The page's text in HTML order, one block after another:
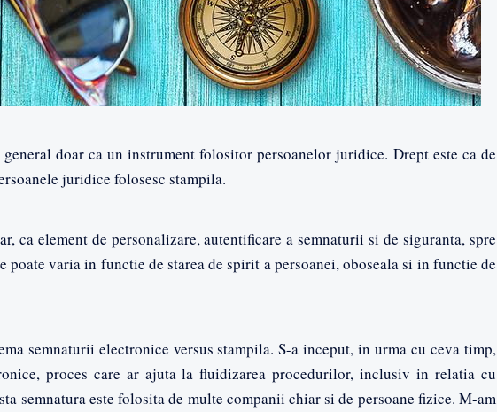
doar ca un instrument folositor persoanelor juridice. Drept este ca de
juridice folosesc stampila.
ca element de personalizare, autentificare a semnaturii si de siguranta, spre
poate varia in functie de starea de spirit a persoanei, oboseala si in functie de
semnaturii electronice versus stampila. S-a inceput, in urma cu ceva timp,
proces care ar ajuta la fluidizarea procedurilor, inclusiv in relatia cu
semnatura este folosita de multe companii chiar si de persoane fizice. M-am